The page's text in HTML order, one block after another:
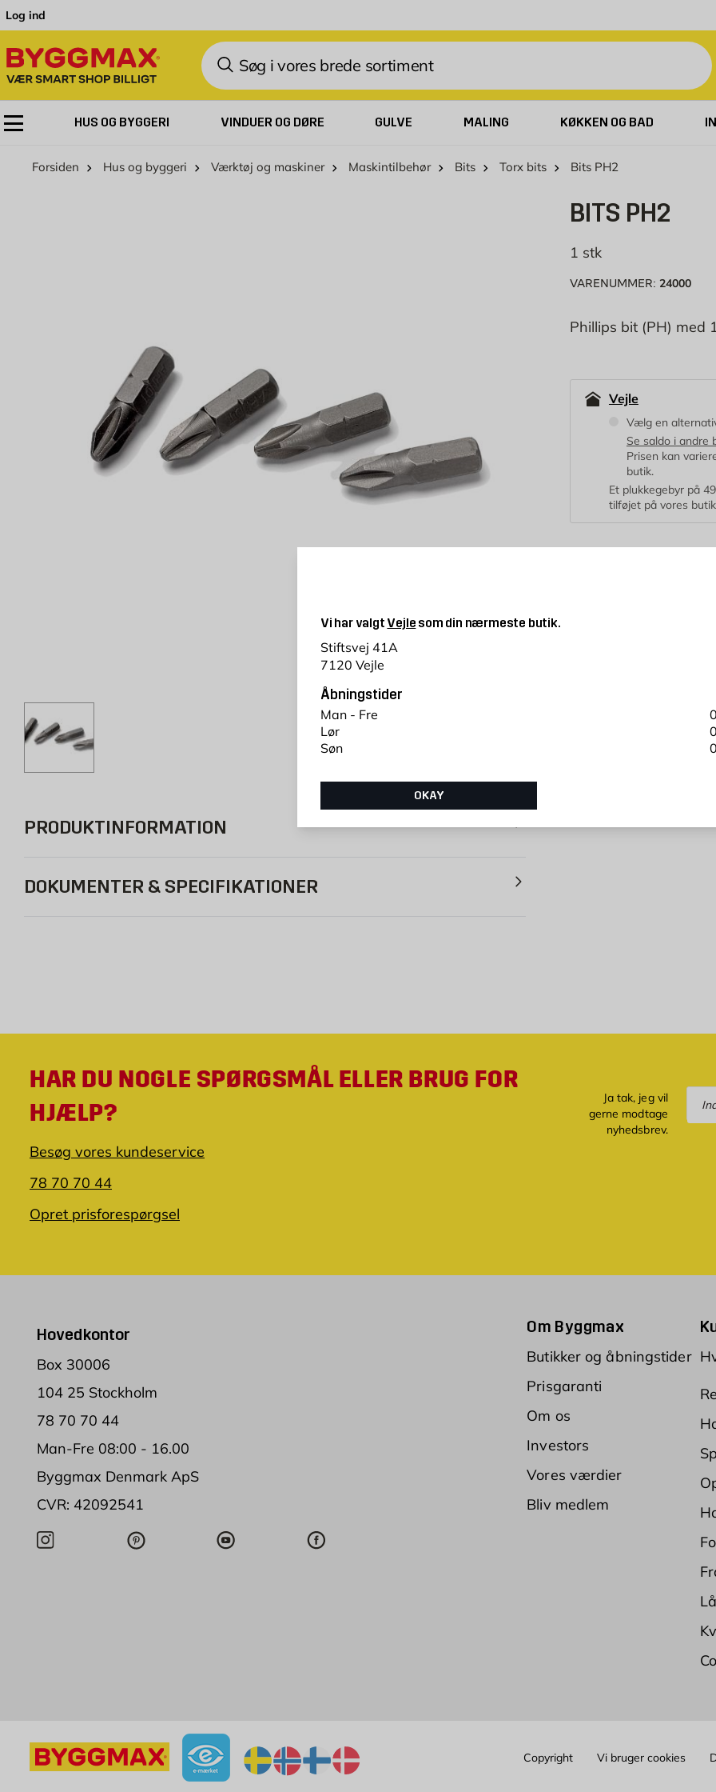
Log ind
Søg
Vi har valgt Vejle som din nærmeste butik.
Stiftsvej 41A
7120 Vejle
Åbningstider
Man - Fre
Lør
Søn
OKAY
HUS OG BYGGERI VINDUER OG DØRE GULVE MALING KØKKEN OG BAD
Forsiden Hus og byggeri Værktøj og maskiner Maskintilbehør Bits Torx bits Bits PH2
PRODUKTINFORMATION
DOKUMENTER & SPECIFIKATIONER
BITS PH2
1 stk
VARENUMMER: 24000
Phillips bit (PH) med
Vejle
Vælg en
Se saldo i andre
Prisen kan
butik.
Et plukkegebyr på
tilføjet på vores
HAR DU NOGLE SPØRGSMÅL ELLER BRUG FOR
HJÆLP?
Besøg vores kundeservice
78 70 70 44
Opret prisforespørgsel
Ja tak, jeg vil
gerne modtage
nyhedsbrev.
Hovedkontor
Box 30006
104 25 Stockholm
78 70 70 44
Man-Fre 08:00 - 16.00
Byggmax Denmark ApS
CVR: 42092541
Om Byggmax
Butikker og åbningstider
Prisgaranti
Om os
Investors
Vores værdier
Bliv medlem
Copyright Vi bruger cookies